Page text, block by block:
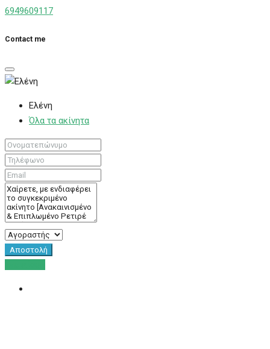
6949609117
Contact me
Ελένη
Όλα τα ακίνητα
Αποστολή